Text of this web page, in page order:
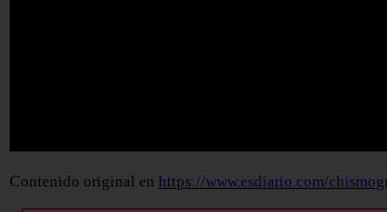
Contenido original en https://www.esdiario.com/